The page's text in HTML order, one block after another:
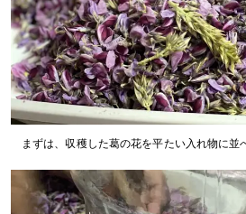
まずは、収穫した葛の花を平たい入れ物に並